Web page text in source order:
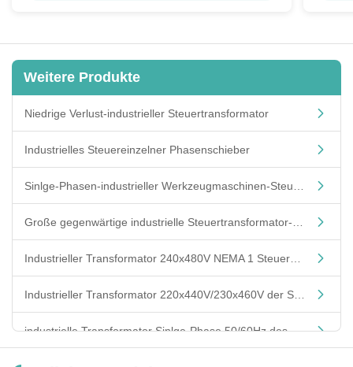
Weitere Produkte
Niedrige Verlust-industrieller Steuertransformator
Industrielles Steuereinzelner Phasenschieber
industrielle Transformator Sinlge-Phase 50/60Hz des Steuer120x240v/115x230v